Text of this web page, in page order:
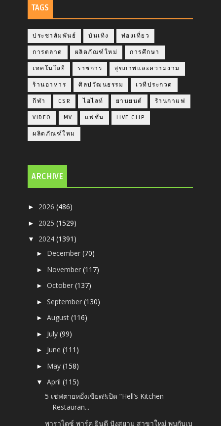
TAGS
ประชาสัมพันธ์ บันเทิง ท่องเที่ยว
การตลาด ผลิตภัณฑ์ใหม่ การศึกษา
เทคโนโลยี ราชการ สุขภาพและความงาม
ร้านอาหาร ศิลปวัฒนธรรม เวทีประกวด
กีฬา CSR ไฮไลท์ ยานยนต์ ร้านกาแฟ
VIDEO MV แฟชั่น LIVE CLIP
ผลิตภัณฑ์ใหม
ARCHIVE
► 2026(486)
► 2025(1529)
▼ 2024(1391)
► December(70)
► November(117)
►October(137)
►September(130)
►August(116)
► July(99)
► June(111)
► May(158)
▼April(115)
5 เชฟตายหยั่งเขียด!!เปิด “Hell’s Kitchen
Restauran...
พาราไดซ์ พาร์ค ยินดี ปังสยาม สาขาใหม่ พบกับเบ